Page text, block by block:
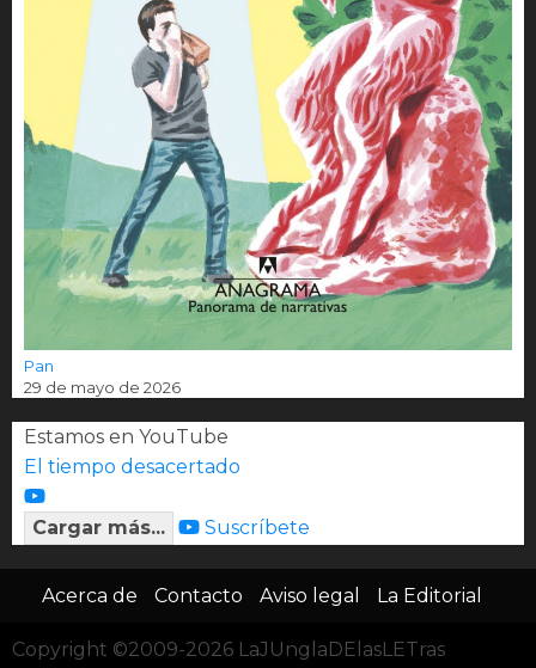
Pan
29 de mayo de 2026
Estamos en YouTube
El tiempo desacertado
Cargar más... Suscríbete
Acerca de Contacto Aviso legal La Editorial
Copyright ©2009-2026 LaJUnglaDElasLETras